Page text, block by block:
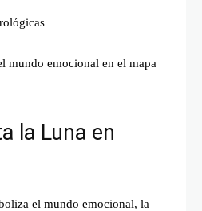
mundo emocional en el mapa
la Luna en
el mundo emocional, la